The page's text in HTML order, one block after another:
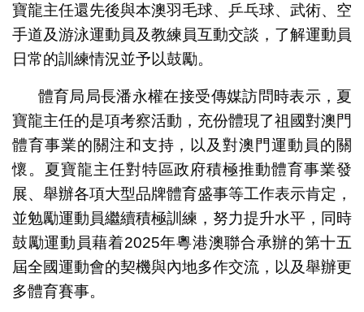
寶龍主任還先後與本澳羽毛球、乒乓球、武術、空
手道及游泳運動員及教練員互動交談，了解運動員
日常的訓練情況並予以鼓勵。
體育局局長潘永權在接受傳媒訪問時表示，夏
寶龍主任的是項考察活動，充份體現了祖國對澳門
體育事業的關注和支持，以及對澳門運動員的關
懷。夏寶龍主任對特區政府積極推動體育事業發
展、舉辦各項大型品牌體育盛事等工作表示肯定，
並勉勵運動員繼續積極訓練，努力提升水平，同時
鼓勵運動員藉着2025年粵港澳聯合承辦的第十五
屆全國運動會的契機與內地多作交流，以及舉辦更
多體育賽事。